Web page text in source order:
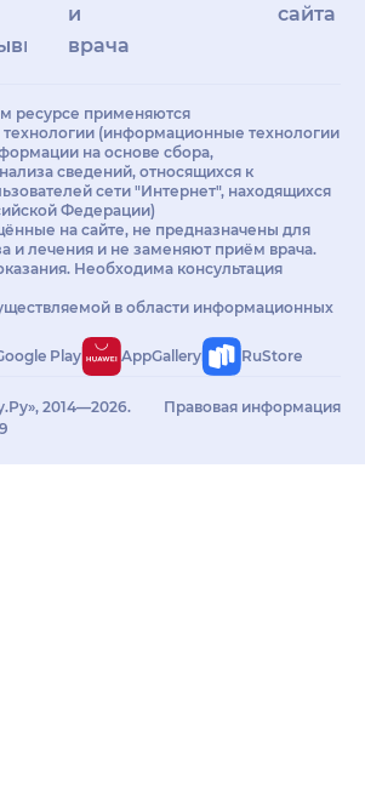
и
врачам
сайта
ресурсе применяются
(информационные технологии
на основе сбора,
сведений, относящихся к
сети "Интернет", находящихся
Федерации)
на сайте, не предназначены для
и лечения и не заменяют приём врача.
Необходима консультация
в области информационных
Play AppGallery RuStore
2014—2026.
Правовая информация